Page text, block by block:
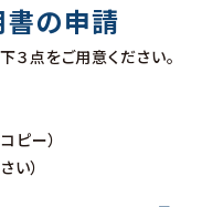
の申請
点をご用意ください。
ピー）
い）